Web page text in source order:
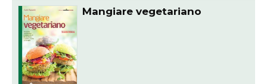
Mangiare vegetariano